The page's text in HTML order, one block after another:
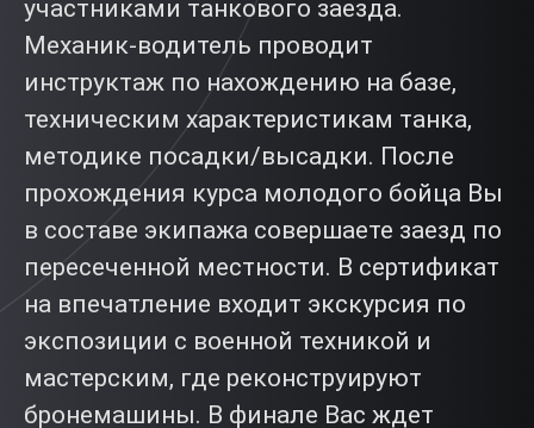
участниками танкового заезда.
Механик-водитель проводит
инструктаж по нахождению на базе,
техническим характеристикам танка,
методике посадки/высадки. После
прохождения курса молодого бойца Вы
в составе экипажа совершаете заезд по
пересеченной местности. В сертификат
на впечатление входит экскурсия по
экспозиции с военной техникой и
мастерским, где реконструируют
бронемашины. В финале Вас ждет